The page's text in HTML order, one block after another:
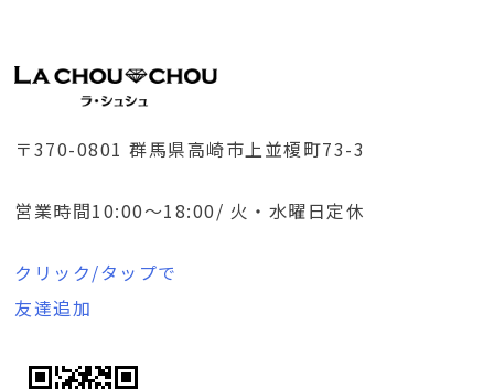
〒370-0801 群馬県高崎市上並榎町73-3
営業時間10:00～18:00/ 火・水曜日定休
クリック/タップで
友達追加